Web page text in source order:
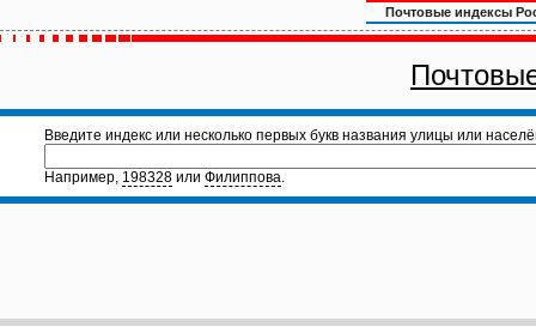
Почтовые индексы
Введите индекс или несколько первых букв названия улицы или
Например, 198328 или Филиппова.